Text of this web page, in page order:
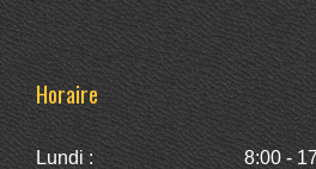
Horaire
Lundi :
8:00 -